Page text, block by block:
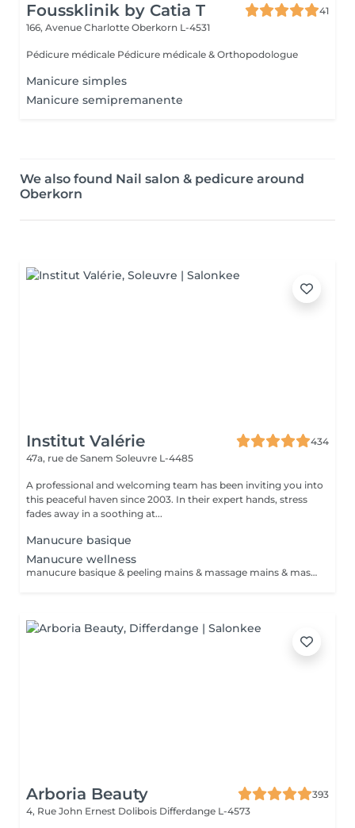
Foussklinik by Catia T
41
166, Avenue Charlotte Oberkorn L-4531
Pédicure médicale Pédicure médicale & Orthopodologue
Manicure simples
Manicure semipremanente
We also found Nail salon & pedicure around
Oberkorn
Institut Valérie
434
47a, rue de Sanem Soleuvre L-4485
A professional and welcoming team has been inviting you into
this peaceful haven since 2003. In their expert hands, stress
fades away in a soothing at...
Manucure basique
Manucure wellness
manucure basique & peeling mains & massage mains & masque cocon (chauffant) durée 60min
Arboria Beauty
393
4, Rue John Ernest Dolibois Differdange L-4573